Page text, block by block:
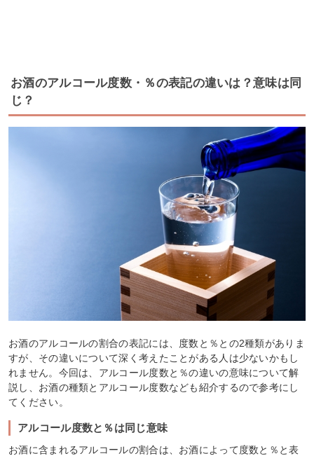
お酒のアルコール度数・％の表記の違いは？意味は同
じ？
お酒のアルコールの割合の表記には、度数と％との2種類がありま
すが、その違いについて深く考えたことがある人は少ないかもし
れません。今回は、アルコール度数と％の違いの意味について解
説し、お酒の種類とアルコール度数なども紹介するので参考にし
てください。
アルコール度数と％は同じ意味
お酒に含まれるアルコールの割合は、お酒によって度数と％と表